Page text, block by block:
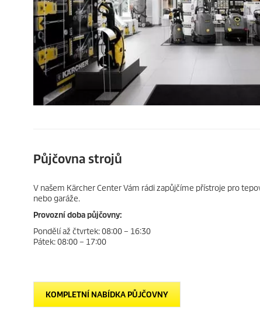
Půjčovna strojů
V našem Kärcher Center Vám rádi zapůjčíme přístroje pro
nebo garáže.
Provozní doba půjčovny:
Pondělí až čtvrtek: 08:00 – 16:30
Pátek: 08:00 – 17:00
KOMPLETNÍ NABÍDKA PŮJČOVNY